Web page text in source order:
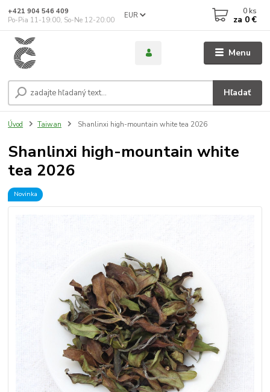
Menu
EUR
Hľadať
+421 904 546 409
Po-Pia 11-19:00, So-Ne 12-20:00
0 ks
za 0 €
Úvod Taiwan Shanlinxi high-mountain white tea 2026
Shanlinxi high-mountain white
tea 2026
Novinka